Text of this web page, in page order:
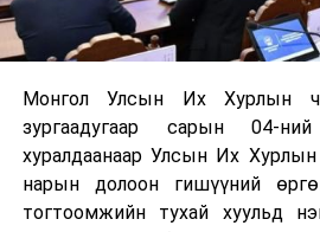
Монгол Улсын Их Хурлын
зургаадугаар сарын 04-
хуралдаанаар Улсын Их
нарын долоон гишүүний
тогтоомжийн тухай хуульд